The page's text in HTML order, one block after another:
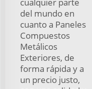
del mundo en
cuanto a Paneles
Compuestos
Metálicos
Exteriores, de
forma rápida y a
un precio justo,